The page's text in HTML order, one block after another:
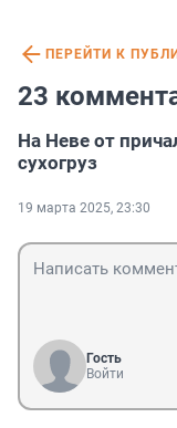
ПЕРЕЙТИ К
23
На Неве от
сухогруз
19 марта 2025, 23:30
Гость
Войти